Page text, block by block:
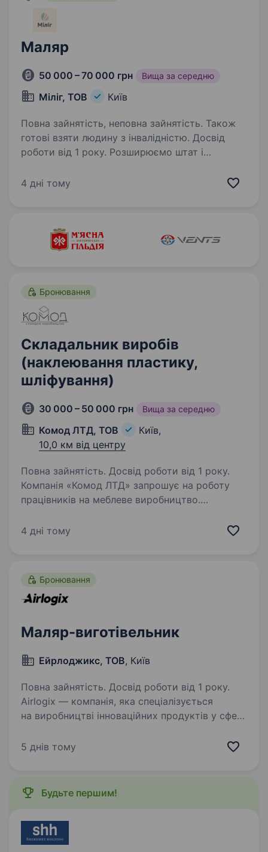
Маляр
50 000 – 70 000 грн Вища за середню
Міліг, ТОВ Київ
Повна зайнятість, неповна зайнятість. Також
готові взяти людину з інвалідністю. Досвід
роботи від 1 року. Розширюємо штат і
неповну зайнятість Вимоги: Досвід роботи
4 дні тому
Бронювання
Складальник виробів
(наклеювання пластику,
шліфування)
30 000 – 50 000 грн Вища за середню
Комод ЛТД, ТОВ
Київ,
10,0 км від центру
Повна зайнятість. Досвід роботи від 1 року.
Компанія «Комод ЛТД» запрошує на роботу
працівників на меблеве виробництво.
робота з епоксидною смолою; шліфування
4 дні тому
Бронювання
Маляр-виготівельник
Ейрлоджикс, ТОВ, Київ
Повна зайнятість. Досвід роботи від 1 року.
Аirlogix — компанія, яка спеціалізується
на виробництві інноваційних продуктів у сфері
наше головне завдання — це найскоріша
5 днів тому
Будьте першим!